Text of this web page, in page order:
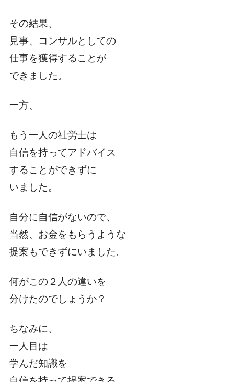
その結果、
見事、コンサルとしての
仕事を獲得することが
できました。
一方、
もう一人の社労士は
自信を持ってアドバイス
することができずに
いました。
自分に自信がないので、
当然、お金をもらうような
提案もできずにいました。
何がこの２人の違いを
分けたのでしょうか？
ちなみに、
一人目は
学んだ知識を